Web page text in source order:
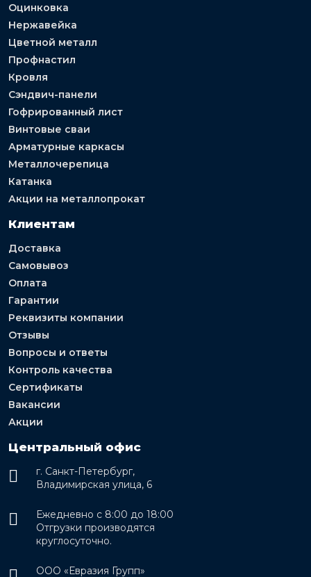
Оцинковка
Нержавейка
Цветной металл
Профнастил
Кровля
Сэндвич-панели
Гофрированный лист
Винтовые сваи
Арматурные каркасы
Металлочерепица
Катанка
Акции на металлопрокат
Клиентам
Доставка
Самовывоз
Оплата
Гарантии
Реквизиты компании
Отзывы
Вопросы и ответы
Контроль качества
Сертификаты
Вакансии
Акции
Центральный офис
г. Санкт-Петербург,
Владимирская улица, 6
Ежедневно с 8:00 до 18:00
Отгрузки производятся
круглосуточно.
ООО «Евразия Групп»